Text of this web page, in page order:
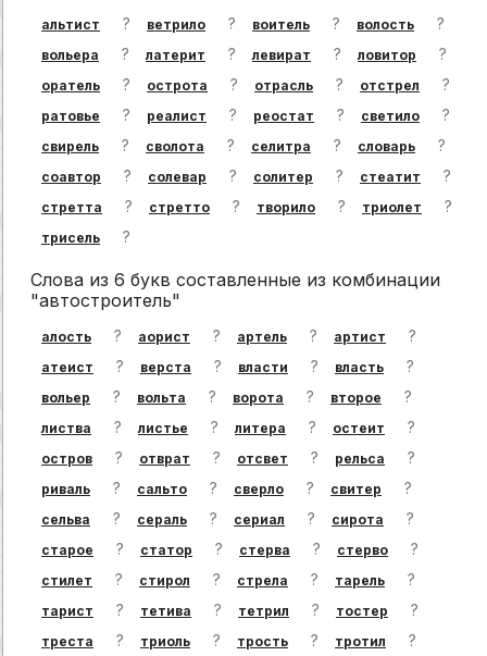
альтист ? ветрило ? воитель ? волость ?
вольера ? латерит ? левират ? ловитор ?
оратель ? острота ? отрасль ? отстрел ?
ратовье ? реалист ? реостат ? светило ?
свирель ? сволота ? селитра ? словарь ?
соавтор ? солевар ? солитер ? стеатит ?
стретта ? стретто ? творило ? триолет ?
трисель ?
Слова из 6 букв составленные из комбинации
"автостроитель"
алость ? аорист ? артель ? артист ?
атеист ? верста ? власти ? власть ?
вольер ? вольта ? ворота ? второе ?
листва ? листье ? литера ? остеит ?
остров ? отврат ? отсвет ? рельса ?
риваль ? сальто ? сверло ? свитер ?
сельва ? сераль ? сериал ? сирота ?
старое ? статор ? стерва ? стерво ?
стилет ? стирол ? стрела ? тарель ?
тарист ? тетива ? тетрил ? тостер ?
треста ? триоль ? трость ? тротил ?